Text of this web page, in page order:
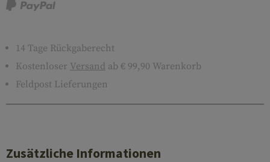
14 Tage Rückgaberecht
Kostenloser Versand ab € 99,90 Warenkorb
Feldpost Lieferungen
Zusätzliche Informationen